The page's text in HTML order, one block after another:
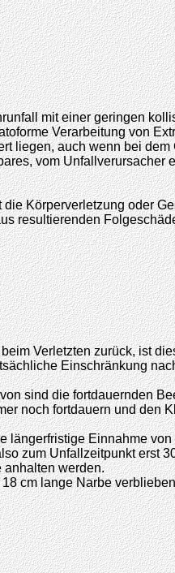
mit einer geringen
Verarbeitung von
liegen, auch wenn bei
vom
Körperverletzung oder
resultierenden
Verletzten zurück, ist
Einschränkung
sind die fortdauernden
noch fortdauern und
längerfristige Einnahme
zum Unfallzeitpunkt erst
anhalten werden.
cm lange Narbe